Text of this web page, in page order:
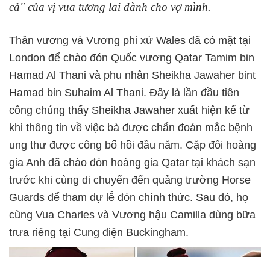
cả" của vị vua tương lai dành cho vợ mình.
Thân vương và Vương phi xứ Wales đã có mặt tại
London để chào đón Quốc vương Qatar Tamim bin
Hamad Al Thani và phu nhân Sheikha Jawaher bint
Hamad bin Suhaim Al Thani. Đây là lần đầu tiên
công chúng thấy Sheikha Jawaher xuất hiện kể từ
khi thông tin về việc bà được chẩn đoán mắc bệnh
ung thư được công bố hồi đầu năm. Cặp đôi hoàng
gia Anh đã chào đón hoàng gia Qatar tại khách sạn
trước khi cùng di chuyển đến quảng trường Horse
Guards để tham dự lễ đón chính thức. Sau đó, họ
cùng Vua Charles và Vương hậu Camilla dùng bữa
trưa riêng tại Cung điện Buckingham.